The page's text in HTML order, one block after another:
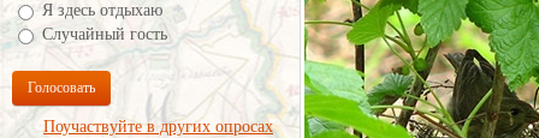
Я здесь отдыхаю
Случайный гость
Голосовать
Поучаствуйте в других опросах